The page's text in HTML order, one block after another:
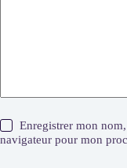
Enregistrer mon
navigateur pour mon